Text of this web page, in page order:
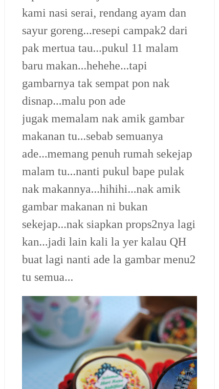
kami nasi serai, rendang ayam dan
sayur goreng...resepi campak2 dari
pak mertua tau...pukul 11 malam
baru makan...hehehe...tapi
gambarnya tak sempat pon nak
disnap...malu pon ade
jugak memalam nak amik gambar
makanan tu...sebab semuanya
ade...memang penuh rumah sekejap
malam tu...nanti pukul bape pulak
nak makannya...hihihi...nak amik
gambar makanan ni bukan
sekejap...nak siapkan props2nya lagi
kan...jadi lain kali la yer kalau QH
buat lagi nanti ade la gambar menu2
tu semua...